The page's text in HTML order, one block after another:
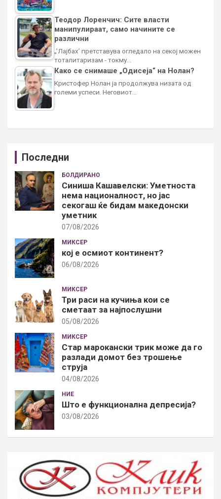
Теодор Лоренчич: Сите власти
манипулираат, само начините се
различни
„’Лајбах’ претставува огледало на секој можен
тоталитаризам - токму…
Како се снимаше „Одисеја“ на Нолан?
Кристофер Нолан ја продолжува низата од
големи успеси. Неговиот…
Последни
БОЛДИРАНО
Синиша Кашавелски: Уметноста
нема националност, но јас
секогаш ќе бидам македонски
уметник
07/08/2026
МИКСЕР
кој е осмиот континент?
06/08/2026
МИКСЕР
Три раси на кучиња кои се
сметаат за најпослушни
05/08/2026
МИКСЕР
Стар марокански трик може да го
разлади домот без трошење
струја
04/08/2026
НИЕ
Што е функционална депресија?
03/08/2026